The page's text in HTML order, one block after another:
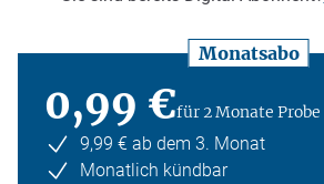
Monatsabo
0,99 €für 2 Monate Probe
9,99 € ab dem 3. Monat
Monatlich kündbar